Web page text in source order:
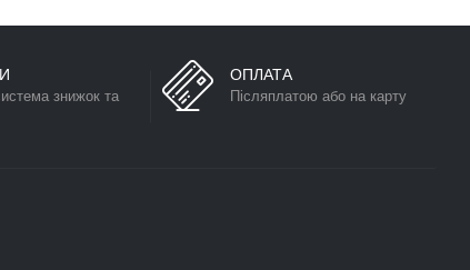
знижок та
ОПЛАТА
Післяплатою або на карту